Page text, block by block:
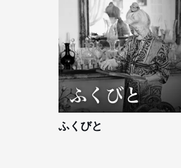
ふくびと